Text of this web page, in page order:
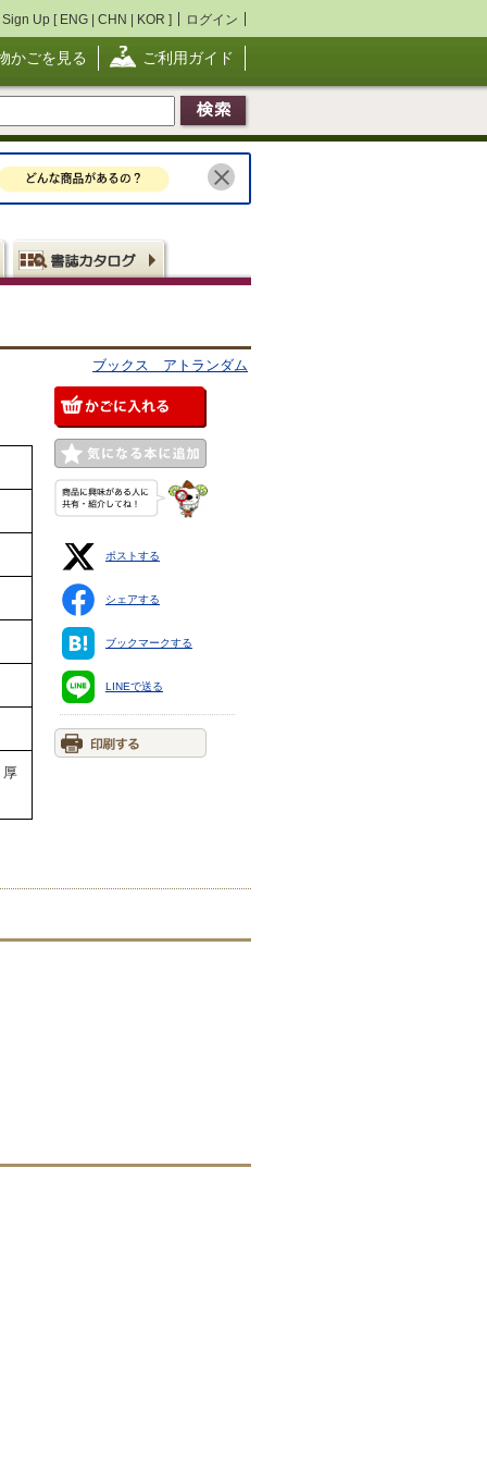
Sign Up [ ENG | CHN | KOR ] ログイン
かごを見る ご利用ガイド
ブックス アトランダム
厚
ポストする
シェアする
ブックマークする
LINEで送る